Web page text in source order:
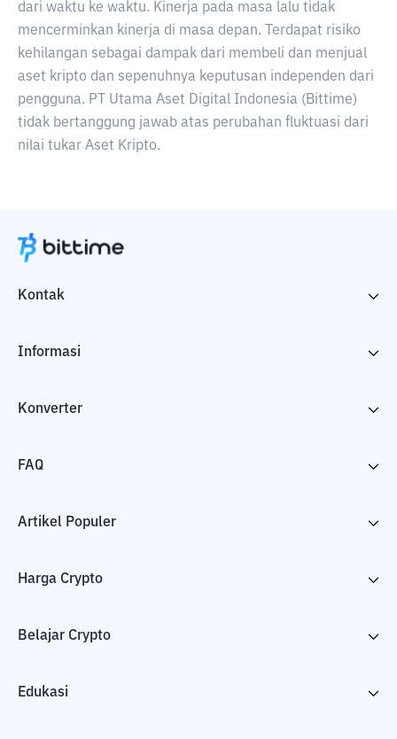
dari waktu ke waktu. Kinerja pada masa lalu tidak
mencerminkan kinerja di masa depan. Terdapat risiko
kehilangan sebagai dampak dari membeli dan menjual
aset kripto dan sepenuhnya keputusan independen dari
pengguna. PT Utama Aset Digital Indonesia (Bittime)
tidak bertanggung jawab atas perubahan fluktuasi dari
nilai tukar Aset Kripto.
Kontak
Informasi
Konverter
FAQ
Artikel Populer
Harga Crypto
Belajar Crypto
Edukasi